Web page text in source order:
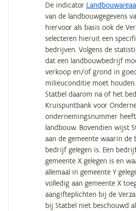
De indicator
van de landbouwgegevens
hiervoor als basis ook de
selecteren hieruit een
bedrijven. Volgens de
dat een landbouwbedrijf
verkoop en/of grond in
milieuconditie moet
Statbel daarom na of het
Kruispuntbank voor
ondernemingsnummer
landbouw. Bovendien wijst
aan de gemeente waarin de
bedrijf gelegen is. Een
gemeente X gelegen is en
allemaal in gemeente Y
volledig aan gemeente X
aangifteplichten bij de
bij Statbel niet beschouwd